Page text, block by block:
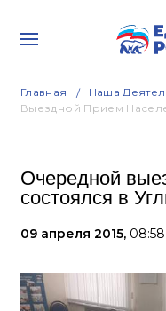
Главная Наша
Выездной Прием
Очередной
состоялся в
09 апреля 2015, 08:58